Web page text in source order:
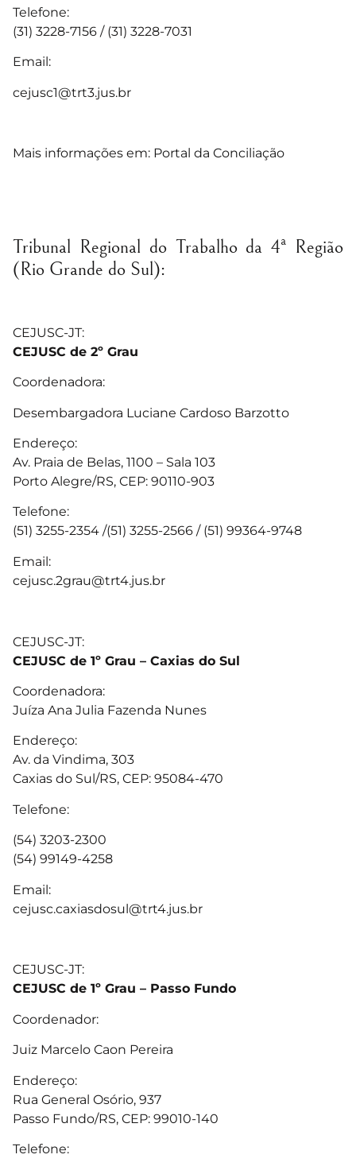
Telefone:
(31) 3228-7156 / (31) 3228-7031
Email:
cejusc1@trt3.jus.br
Mais informações em: Portal da Conciliação
Tribunal Regional do Trabalho da 4ª Região
(Rio Grande do Sul):
CEJUSC-JT:
CEJUSC de 2º Grau
Coordenadora:
Desembargadora Luciane Cardoso Barzotto
Endereço:
Av. Praia de Belas, 1100 – Sala 103
Porto Alegre/RS, CEP: 90110-903
Telefone:
(51) 3255-2354 /(51) 3255-2566 / (51) 99364-9748
Email:
cejusc.2grau@trt4.jus.br
CEJUSC-JT:
CEJUSC de 1º Grau – Caxias do Sul
Coordenadora:
Juíza Ana Julia Fazenda Nunes
Endereço:
Av. da Vindima, 303
Caxias do Sul/RS, CEP: 95084-470
Telefone:
(54) 3203-2300
(54) 99149-4258
Email:
cejusc.caxiasdosul@trt4.jus.br
CEJUSC-JT:
CEJUSC de 1º Grau – Passo Fundo
Coordenador:
Juiz Marcelo Caon Pereira
Endereço:
Rua General Osório, 937
Passo Fundo/RS, CEP: 99010-140
Telefone: